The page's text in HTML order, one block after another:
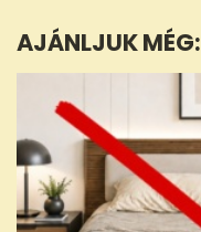
32
seconds
AJÁNLJUK MÉG: